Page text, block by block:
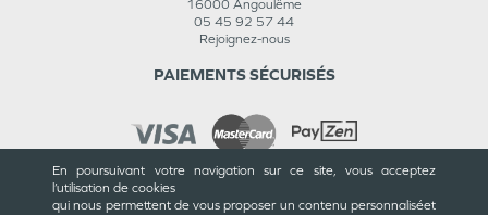
En poursuivant votre navigation sur ce site, vous acceptez
l’utilisation de cookies
qui nous permettent de vous proposer un contenu personnaliséet
16000 Angoulême
05 45 92 57 44
Rejoignez-nous
PAIEMENTS SÉCURISÉS